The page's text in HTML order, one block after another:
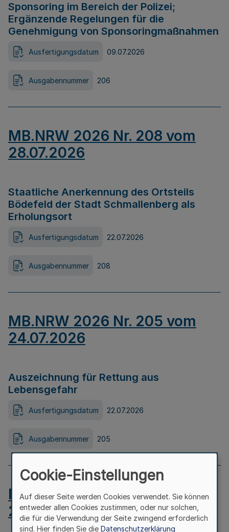
Sponsoring im Bereich der Polizei;
Ergänzende Regelungen für die
Genehmigung von Sponsoringmaßnahmen
Ausfertigungsdatum 09.07.2026
Ausgabennummer 206
MB.NRW 2026 Nr. 208 vom
28.07.2026
Staatliche Anerkennung des Ortsteils
Bödefeld der Stadt Schmallenberg als
Erholungsort
Ausfertigungsdatum 22.07.2026
Ausgabennummer 208
MB.NRW 2026 Nr. 205 vom
24.07.2026
Auszeichnung für Rettung aus
Lebensgefahr
Ausfertigungsdatum 22.07.2026
Ausgabennummer 205
MB.NRW 2026 Nr. 204 vom
24.07.2026
Cookie-Einstellungen
Auf dieser Seite werden Cookies verwendet. Sie können
entweder allen Cookies zustimmen, oder nur solchen,
die für die Verwendung der Seite zwingend erforderlich
sind. Hier finden Sie die Datenschutzerklärung